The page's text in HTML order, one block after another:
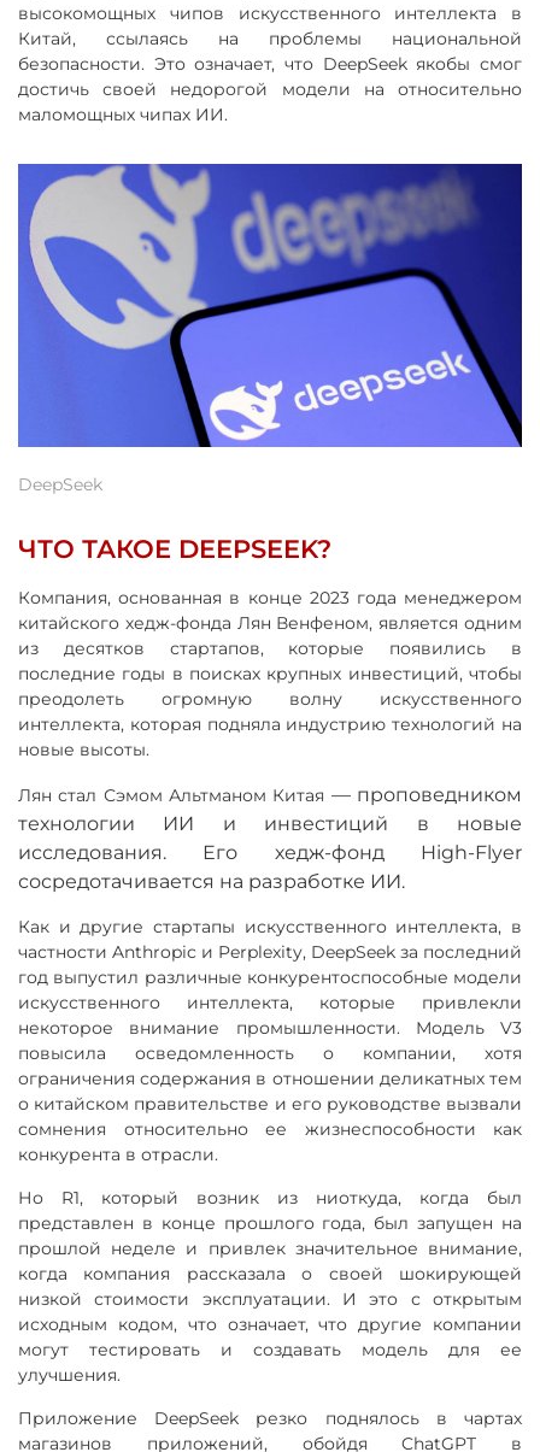
высокомощных чипов искусственного интеллекта в
Китай, ссылаясь на проблемы национальной
безопасности. Это означает, что DeepSeek якобы смог
достичь своей недорогой модели на относительно
маломощных чипах ИИ.
DeepSeek
ЧТО ТАКОЕ DEEPSEEK?
Компания, основанная в конце 2023 года менеджером
китайского хедж-фонда Лян Венфеном, является одним
из десятков стартапов, которые появились в
последние годы в поисках крупных инвестиций, чтобы
преодолеть огромную волну искусственного
интеллекта, которая подняла индустрию технологий на
новые высоты.
Лян стал Сэмом Альтманом Китая —проповедником
технологии ИИ и инвестиций в новые
исследования. Его хедж-фонд High-Flyer
сосредотачивается на разработке ИИ.
Как и другие стартапы искусственного интеллекта, в
частности Anthropic и Perplexity, DeepSeek за последний
год выпустил различные конкурентоспособные модели
искусственного интеллекта, которые привлекли
некоторое внимание промышленности. Модель V3
повысила осведомленность о компании, хотя
ограничения содержания в отношении деликатных тем
о китайском правительстве и его руководстве вызвали
сомнения относительно ее жизнеспособности как
конкурента в отрасли.
Но R1, который возник из ниоткуда, когда был
представлен в конце прошлого года, был запущен на
прошлой неделе и привлек значительное внимание,
когда компания рассказала о своей шокирующей
низкой стоимости эксплуатации. И это с открытым
исходным кодом, что означает, что другие компании
могут тестировать и создавать модель для ее
улучшения.
Приложение DeepSeek резко поднялось в чартах
магазинов приложений, обойдя ChatGPT в